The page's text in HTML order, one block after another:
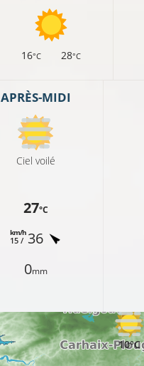
16°C 28°C
APRÈS-MIDI
Ciel voilé
27°C
15 /
km/h 36
0mm
10°C